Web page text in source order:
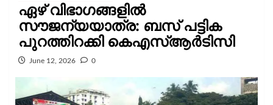
ഏഴ് വിഭാഗങ്ങളില്‍
സൗജന്യയാത്ര: ബസ് പട്ടിക
പുറത്തിറക്കി കെഎസ്ആര്‍ടിസി
June 12, 2026 0